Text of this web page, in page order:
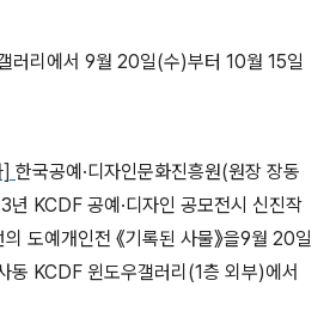
러리에서 9월 20일(수)부터 10월 15일
한국공예·디자인문화진흥원(원장 장동
KCDF 공예·디자인 공모전시 신진작
도예개인전 《기록된 사물》을9월 20일
동 KCDF 윈도우갤러리(1층 외부)에서